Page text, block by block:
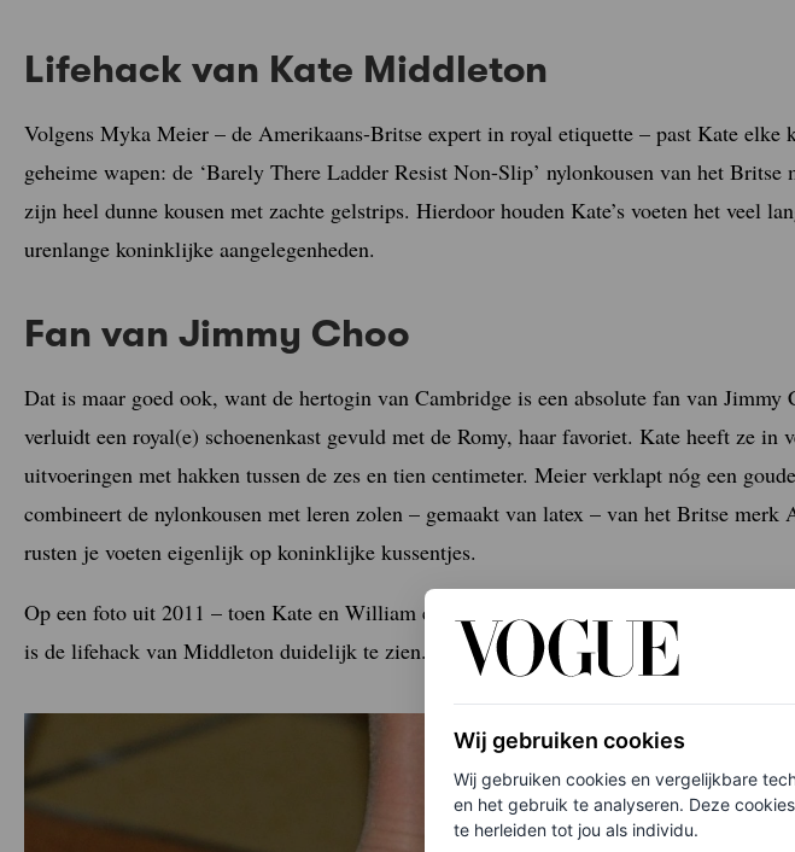
Lifehack van Kate Middleton
Volgens Myka Meier – de Amerikaans-Britse expert in royal etiquette – past Kate elke
geheime wapen: de ‘Barely There Ladder Resist Non-Slip’ nylonkousen van het
zijn heel dunne kousen met zachte gelstrips. Hierdoor houden Kate’s voeten het veel
urenlange koninklijke aangelegenheden.
Fan van Jimmy Choo
Dat is maar goed ook, want de hertogin van Cambridge is een absolute fan van Jimmy
verluidt een royal(e) schoenenkast gevuld met de Romy, haar favoriet. Kate heeft ze in
uitvoeringen met hakken tussen de zes en tien centimeter. Meier verklapt nóg een
combineert de nylonkousen met leren zolen – gemaakt van latex – van het Britse
rusten je voeten eigenlijk op koninklijke kussentjes.
Op een foto uit 2011 – toen Kate en William een bezoek brachten aan een ziekenhuis in
is de lifehack van Middleton duidelijk te zien.
Wij gebruiken cookies
Wij gebruiken cookies en vergelijkbare
en het gebruik te analyseren. Deze
te herleiden tot jou als individu.